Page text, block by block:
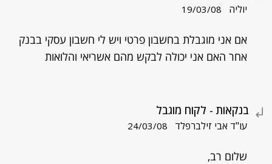
יוליה 19/03/08
אם אני מוגבלת בחשבון פרטי ויש לי חשבון עסקי בבנק
אחר האם אני יכולה לבקש מהם אשריאי והלואות
בנקאות - לקוח מוגבל
עו"ד אבי זילברפלד 24/03/08
שלום רב,